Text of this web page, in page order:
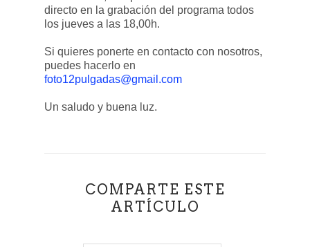
directo en la grabación del programa todos
los jueves a las 18,00h⁠⁠⁠⁠⁠⁠⁠⁠⁠⁠⁠⁠⁠⁠⁠⁠⁠⁠⁠⁠⁠⁠⁠⁠⁠⁠⁠.
Si quieres ponerte en contacto con nosotros,
puedes hacerlo en
foto12pulgadas@gmail.com
Un saludo y buena luz.
COMPARTE ESTE
ARTÍCULO